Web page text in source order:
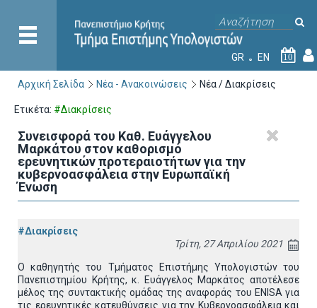
GR EN 10
Αρχική Σελίδα Νέα - Ανακοινώσεις Νέα / Διακρίσεις
Ετικέτα: #Διακρίσεις
Συνεισφορά του Καθ. Ευάγγελου
Μαρκάτου στον καθορισμό
ερευνητικών προτεραιοτήτων για την
κυβερνοασφάλεια στην Ευρωπαϊκή
Ένωση
#Διακρίσεις
Τρίτη, 27 Απριλίου 2021
Ο καθηγητής του Τμήματος Επιστήμης Υπολογιστών του
Πανεπιστημίου Κρήτης, κ. Ευάγγελος Μαρκάτος αποτέλεσε
μέλος της συντακτικής ομάδας της αναφοράς του ENISA για
τις ερευνητικές κατευθύνσεις για την Κυβερνοασφάλεια και